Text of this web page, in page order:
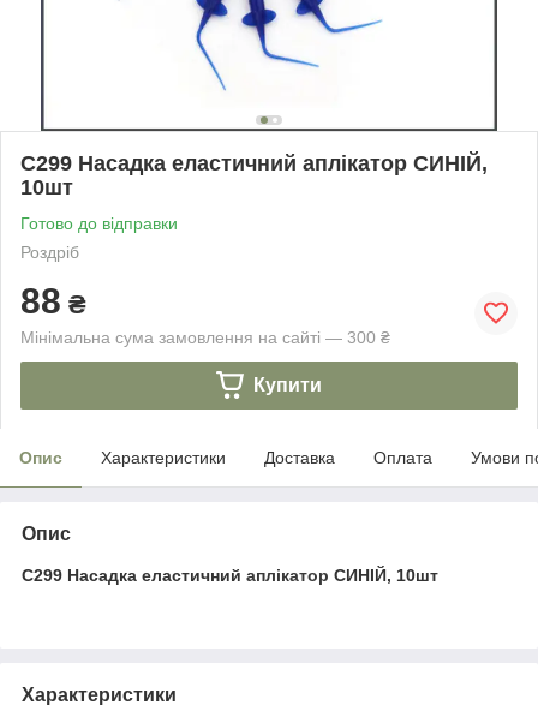
С299 Насадка еластичний аплікатор СИНІЙ,
10шт
Готово до відправки
Роздріб
88 ₴
Мінімальна сума замовлення на сайті — 300 ₴
Купити
Опис Характеристики Доставка Оплата Умови
Опис
С299 Насадка еластичний аплікатор СИНІЙ, 10шт
Характеристики